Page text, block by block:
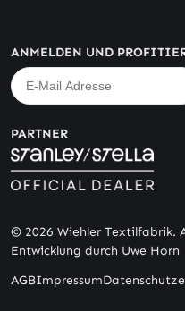
ANMELDEN UND
PARTNER
© 2026 Wiehler Textilfabrik.
Entwicklung durch Uwe Horn
AGBImpressum